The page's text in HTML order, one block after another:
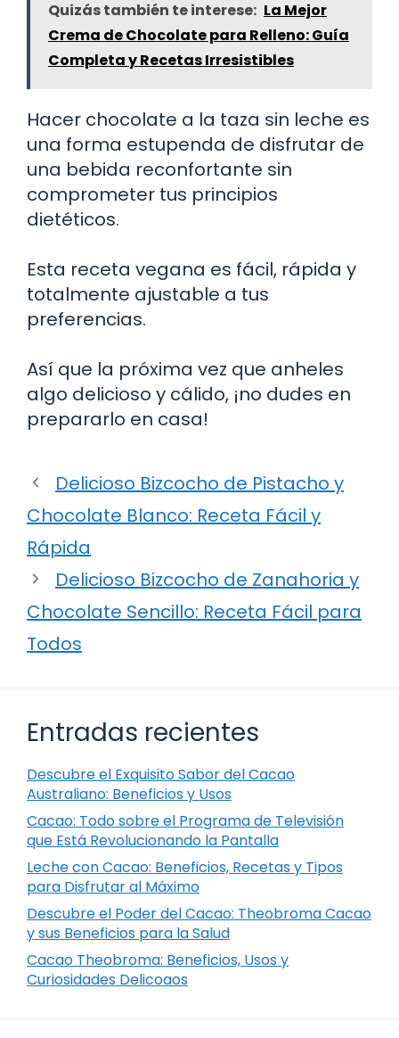
Quizás también te interese: La Mejor
Crema de Chocolate para Relleno: Guía
Completa y Recetas Irresistibles
Hacer chocolate a la taza sin leche es
una forma estupenda de disfrutar de
una bebida reconfortante sin
comprometer tus principios
dietéticos.
Esta receta vegana es fácil, rápida y
totalmente ajustable a tus
preferencias.
Así que la próxima vez que anheles
algo delicioso y cálido, ¡no dudes en
prepararlo en casa!
Delicioso Bizcocho de Pistacho y
Chocolate Blanco: Receta Fácil y
Rápida
Delicioso Bizcocho de Zanahoria y
Chocolate Sencillo: Receta Fácil para
Todos
Entradas recientes
Descubre el Exquisito Sabor del Cacao
Australiano: Beneficios y Usos
Cacao: Todo sobre el Programa de Televisión
que Está Revolucionando la Pantalla
Leche con Cacao: Beneficios, Recetas y Tipos
para Disfrutar al Máximo
Descubre el Poder del Cacao: Theobroma Cacao
y sus Beneficios para la Salud
Cacao Theobroma: Beneficios, Usos y
Curiosidades Delicoaos